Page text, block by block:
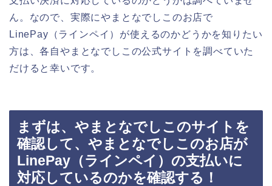
ん。なので、実際にやまとなでしこのお店で
LinePay（ラインペイ）が使えるのかどうかを知りたい
方は、各自やまとなでしこの公式サイトを調べていた
だけると幸いです。
まずは、やまとなでしこのサイトを
確認して、やまとなでしこのお店が
LinePay（ラインペイ）の支払いに
対応しているのかを確認する！